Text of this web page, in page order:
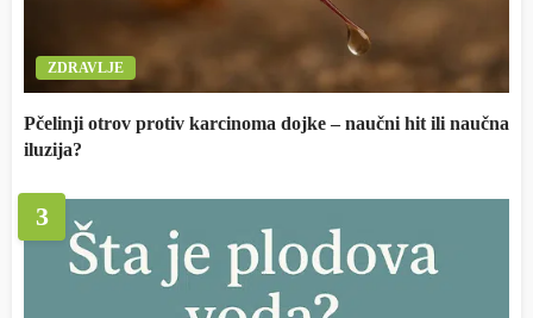
ZDRAVLJE
Pčelinji otrov protiv karcinoma dojke – naučni hit ili naučna
iluzija?
3